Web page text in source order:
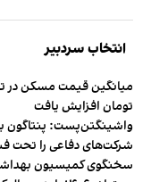
انتخاب سردبیر
تومان افزایش یافت
واشینگتن‌پست: پنتاگون
شرکت‌های دفاعی را تحت
سخنگوی کمیسیون